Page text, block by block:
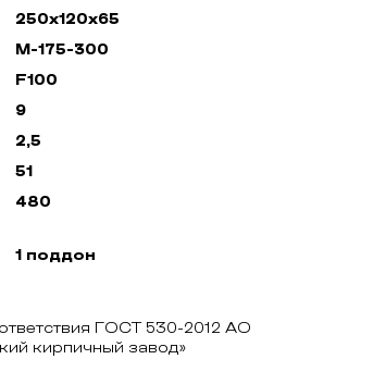
250х120х65
М-175-300
F100
9
2,5
51
480
1 поддон
ГОСТ 530-2012 АО
кирпичный завод»